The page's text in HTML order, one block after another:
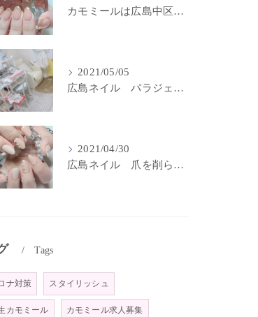
カモミールは広島中区中町に位置するネイルサロン
2021/05/05
広島ネイル パラジェル登録サロンはカモミール
2021/04/30
広島ネイル 爪を削らないネイルサロン
Tags
ナ対策 スタイリッシュ
カモミール カモミール求人募集